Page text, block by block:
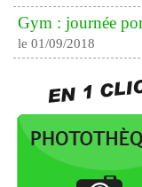
Gym : journée
le 01/09/2018